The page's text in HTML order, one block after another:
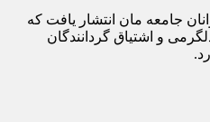
و فنی جوانان جامعه مان انتشار یافت که
و اشتیاق گردانندگان